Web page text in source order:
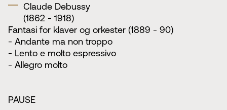
Claude Debussy
(1862 - 1918)
Fantasi for klaver og orkester (1889 - 90)
- Andante ma non troppo
- Lento e molto espressivo
- Allegro molto
PAUSE